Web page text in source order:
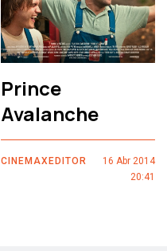
Prince
Avalanche
CINEMAXEDITOR
16 Abr 2014
20:41